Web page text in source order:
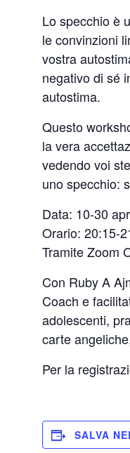
Lo specchio è
le convinzioni
vostra
negativo di sé
autostima.
Questo
la vera
vedendo voi
uno specchio:
Data: 10-30
Orario: 20:15-
Tramite Zoom
Con Ruby A
Coach e
adolescenti,
carte
Per la
SALVA